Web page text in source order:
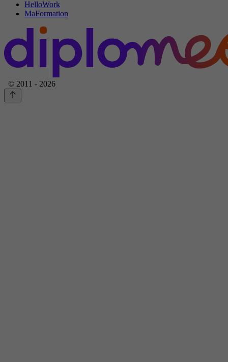
HelloWork
MaFormation
© 2011 - 2026